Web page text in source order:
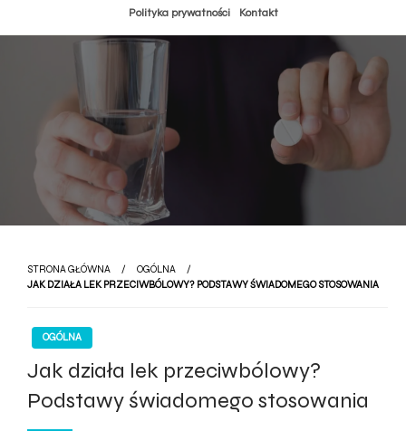
do
Polityka prywatności Kontakt
STRONA GŁÓWNA
OGÓLNA
JAK DZIAŁA LEK PRZECIWBÓLOWY? PODSTAWY ŚWIADOMEGO STOSOWANIA
OGÓLNA
Jak działa lek przeciwbólowy?
Podstawy świadomego stosowania